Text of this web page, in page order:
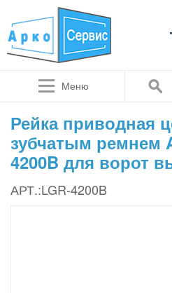
Меню
Рейка приводная
зубчатым ремнем
4200B для ворот
АРТ.:LGR-4200B